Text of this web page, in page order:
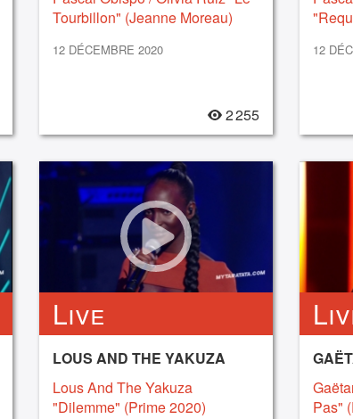
Tourbillon" (Jeanne Moreau)
12 DÉCEMBRE 2020
2 255
12
Live
LOUS AND THE YAKUZA
Lous And The Yakuza
"Dilemme" (Prime 2020)
Pas"